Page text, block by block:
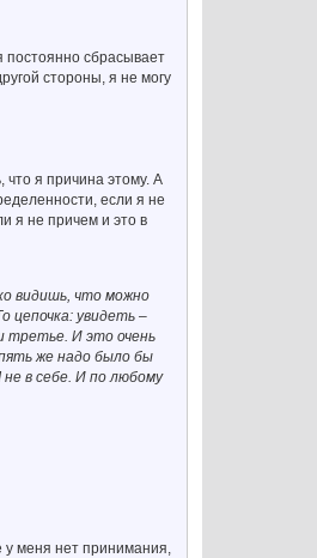
постоянно сбрасывает
стороны, я не могу
что я причина этому. А
если я не
я не причем и это в
видишь, что можно
цепочка: увидеть –
третье. И это очень
же надо было бы
в себе. И по любому
меня нет принимания,